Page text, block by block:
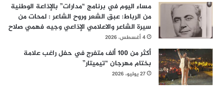
مساء اليوم في برنامج “مدارات” بالإذاعة الوطنية
من الرباط: عبق الشعر وروح الشاعر : لمحات من
سيرة الشاعر والاعلامي الإذاعي وجيه فهمي صلاح
4 أغسطس، 2026
أكثر من 100 ألف متفرج في حفل راغب علامة
بختام مهرجان “تيميتار”
27 يوليو، 2026